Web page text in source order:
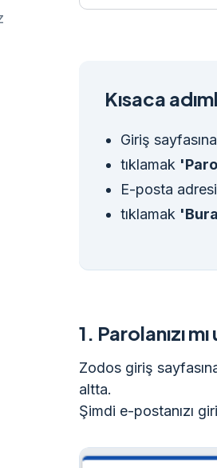
Kısaca
Giriş
tıklamak
E-posta
tıklamak
1. Parolanızı
Zodos giriş
altta.
Şimdi e-postanızı